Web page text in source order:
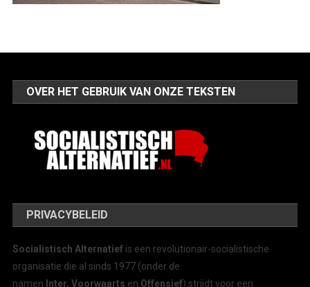
OVER HET GEBRUIK VAN ONZE TEKSTEN
PRIVACYBELEID
Socialistisch Alternatief is een revolutionair-socialistische
organisatie die al sinds 1977 (onder de
namen Inter, Voorwaarts en Offensief) strijdt voor een